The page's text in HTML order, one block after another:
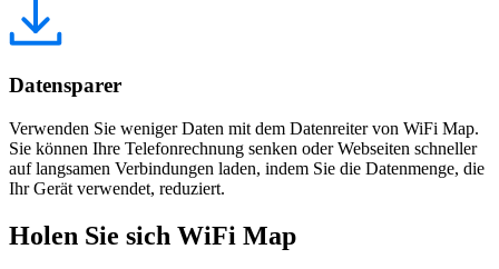
Datensparer
Verwenden Sie weniger Daten mit dem Datenreiter von WiFi Map.
Sie können Ihre Telefonrechnung senken oder Webseiten schneller
auf langsamen Verbindungen laden, indem Sie die Datenmenge, die
Ihr Gerät verwendet, reduziert.
Holen Sie sich WiFi Map